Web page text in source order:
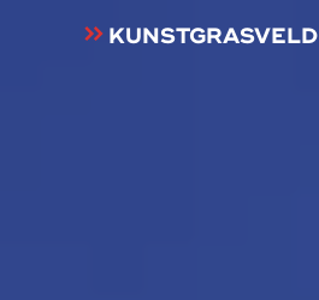
KUNSTGRASVELD